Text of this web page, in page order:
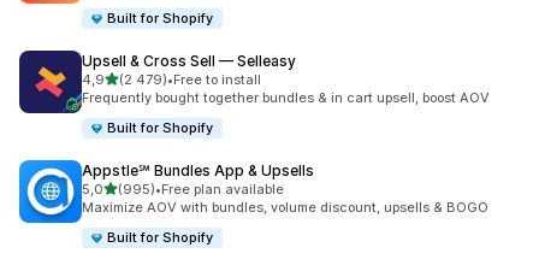
Built for Shopify
Upsell & Cross Sell — Selleasy
4,9z 5 hvězd
(2 479)
Celkový počet recenzí: 2479
•Free to install
Frequently bought together bundles & in cart upsell, boost AOV
Built for Shopify
Appstle℠ Bundles App & Upsells
5,0z 5 hvězd
(995)
Celkový počet recenzí: 995
•Free plan available
Maximize AOV with bundles, volume discount, upsells & BOGO
Built for Shopify